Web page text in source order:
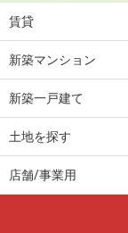
賃貸
新築マンション
新築一戸建て
土地を探す
店舗/事業用